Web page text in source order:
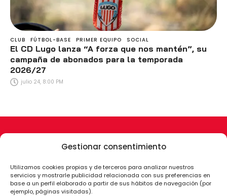
Gestionar consentimiento
Utilizamos cookies propias y de terceros para analizar nuestros
servicios y mostrarle publicidad relacionada con sus preferencias en
base a un perfil elaborado a partir de sus hábitos de navegación (por
ejemplo, páginas visitadas).
CLUB FÚTBOL-BASE PRIMER EQUIPO SOCIAL
El CD Lugo lanza “A forza que nos mantén”, su
campaña de abonados para la temporada
2026/27
julio 24, 8:00 PM